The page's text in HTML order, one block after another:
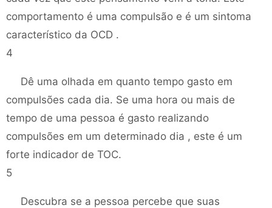
comportamento é uma compulsão e é um sintoma
característico da OCD .
4
Dê uma olhada em quanto tempo gasto em
compulsões cada dia. Se uma hora ou mais de
tempo de uma pessoa é gasto realizando
compulsões em um determinado dia , este é um
forte indicador de TOC.
5
Descubra se a pessoa percebe que suas